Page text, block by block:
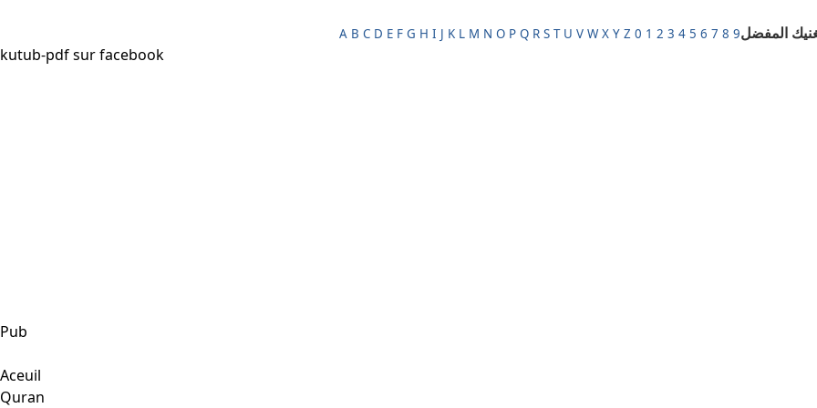
A B C D E F G H I J K L M N O P Q R S T U V W X Y Z 0 1 2 3 4 5 6 7 8 9المفضل
kutub-pdf sur facebook
Pub
Aceuil
Quran